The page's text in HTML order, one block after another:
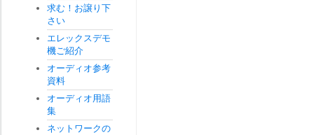
求む！お譲り下
さい
エレックスデモ
機ご紹介
オーディオ参考
資料
オーディオ用語
集
ネットワークの